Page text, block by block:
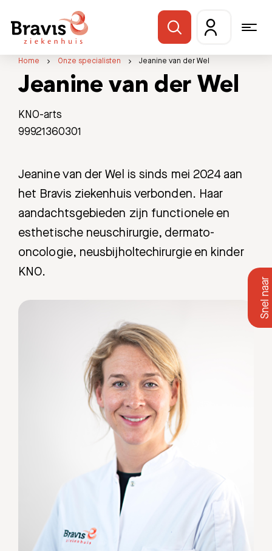
Home Onze specialisten Jeanine van der Wel
Jeanine van der Wel
KNO-arts
99921360301
Jeanine van der Wel is sinds mei 2024 aan
het Bravis ziekenhuis verbonden. Haar
aandachtsgebieden zijn functionele en
esthetische neuschirurgie, dermato-
oncologie, neusbijholtechirurgie en kinder
KNO.